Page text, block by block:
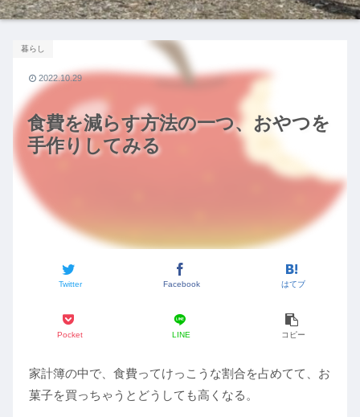
食費を減らす方法の一つ、おやつを
手作りしてみる
暮らし
Twitter Facebook はてブ
Pocket LINE コピー
2022.10.29
家計簿の中で、食費ってけっこうな割合を占めてて、お
菓子を買っちゃうとどうしても高くなる。